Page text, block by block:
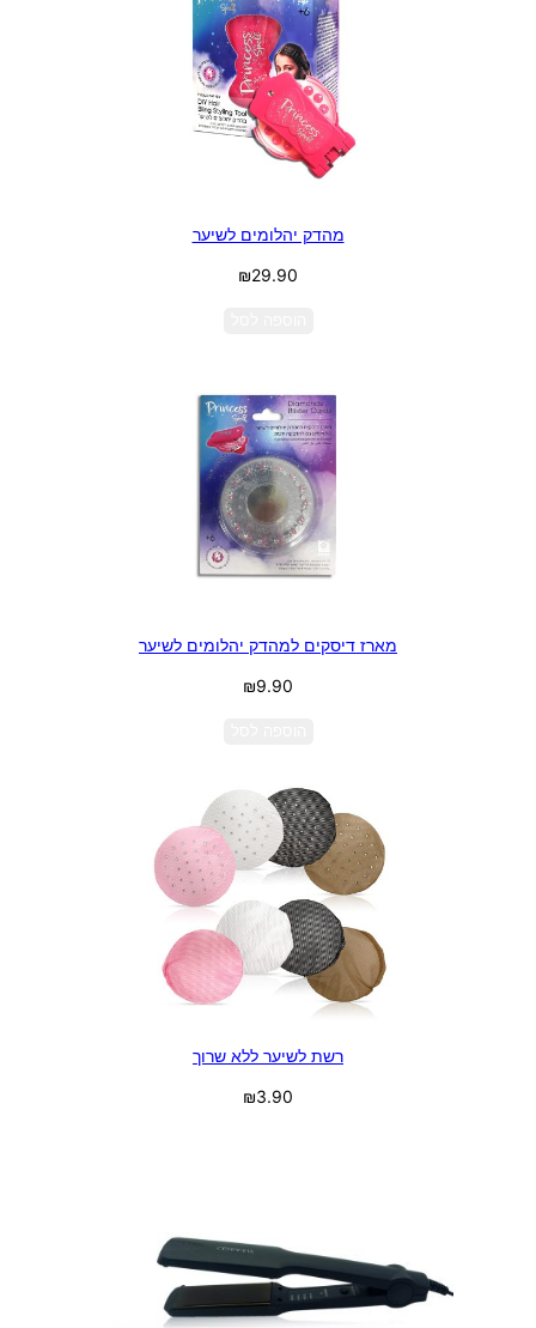
מהדק יהלומים לשיער
₪29.90
מארז דיסקים למהדק יהלומים לשיער
₪9.90
רשת לשיער ללא שרוך
₪3.90